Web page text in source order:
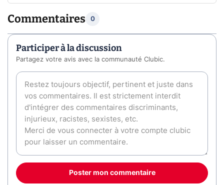
Commentaires 0
Participer à la discussion
Partagez votre avis avec la communauté Clubic.
Poster mon commentaire